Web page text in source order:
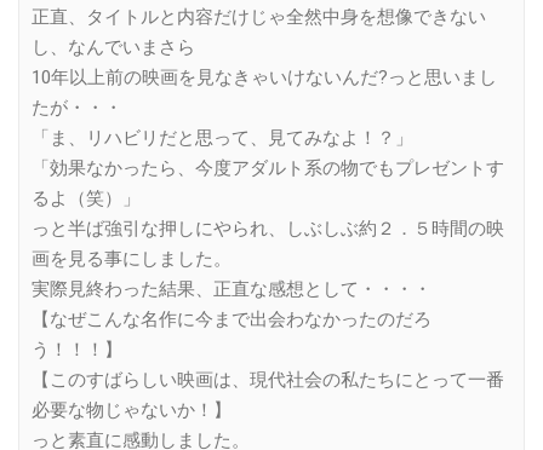
正直、タイトルと内容だけじゃ全然中身を想像できない
し、なんでいまさら
10年以上前の映画を見なきゃいけないんだ?っと思いまし
たが・・・
「ま、リハビリだと思って、見てみなよ！？」
「効果なかったら、今度アダルト系の物でもプレゼントす
るよ（笑）」
っと半ば強引な押しにやられ、しぶしぶ約２．５時間の映
画を見る事にしました。
実際見終わった結果、正直な感想として・・・・
【なぜこんな名作に今まで出会わなかったのだろ
う！！！】
【このすばらしい映画は、現代社会の私たちにとって一番
必要な物じゃないか！】
っと素直に感動しました。